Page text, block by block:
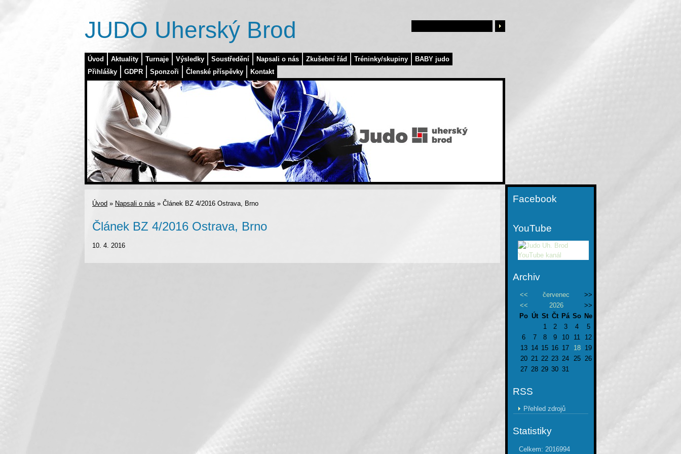
Úvod Aktuality Turnaje Výsledky Soustředění Napsali o nás Zkušební řád Tréninky/skupiny
BABY judo
Přihlášky
GDPR Sponzoři Členské příspěvky Kontakt
JUDO Uherský Brod
Úvod » Napsali o nás » Článek BZ 4/2016 Ostrava, Brno
Článek BZ 4/2016 Ostrava, Brno
10. 4. 2016
Facebook
YouTube
Archiv
<< červenec
>>
<<
2026
>>
Po Út St Čt Pá So Ne
1
2 3 4
5
6
7 8 9 10 11
12
13 14 15 16 17 18
19
20 21 22 23 24 25 26
27 28 29 30 31
RSS
Přehled zdrojů
Statistiky
Celkem: 2016994